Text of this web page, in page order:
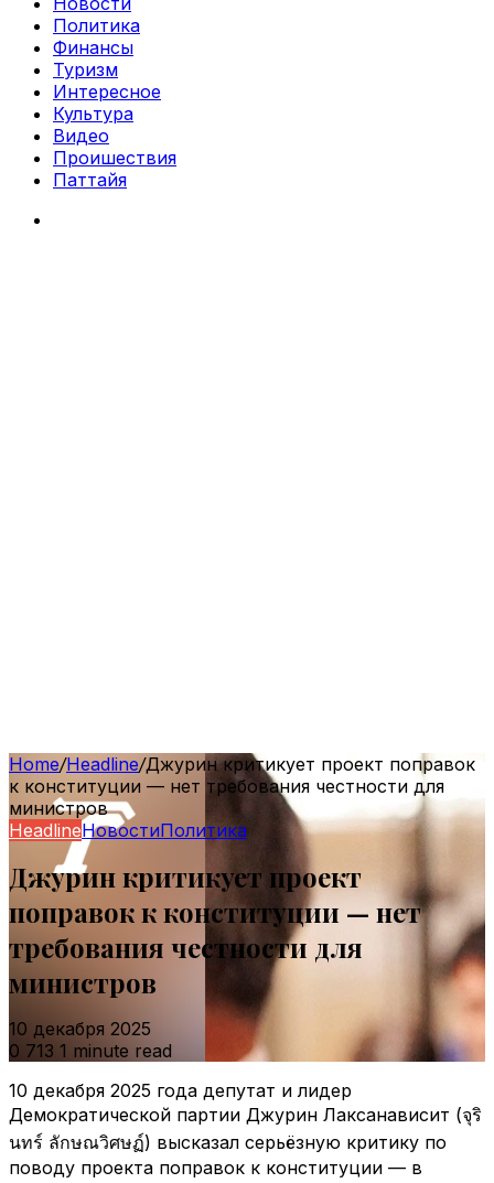
Политика
Финансы
Туризм
Интересное
Культура
Видео
Проишествия
Паттайя
Home/Headline/Джурин критикует проект поправок
к конституции — нет требования честности для
министров
HeadlineНовостиПолитика
Джурин критикует проект
поправок к конституции — нет
требования честности для
министров
10 декабря 2025
0 713 1 minute read
10 декабря 2025 года депутат и лидер
Демократической партии Джурин Лаксанависит (จุริ
นทร์ ลักษณวิศษฏ์) высказал серьёзную критику по
поводу проекта поправок к конституции — в